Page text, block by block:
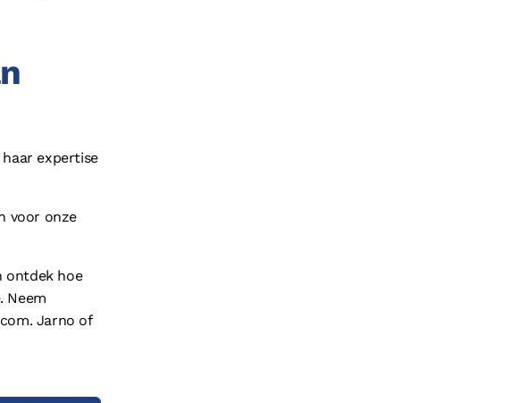
expertise
voor onze
ontdek hoe
Neem
Jarno of